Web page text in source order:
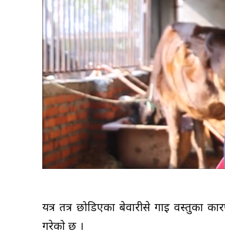
यत्र तत्र छोडिएका बेवारीसे गाई वस्तुका
गरेको छ ।